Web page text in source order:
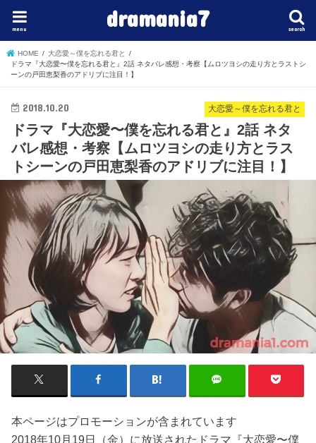
dramania7 search
menu
HOME
大恋愛～僕を忘れる君と
ドラマ『大恋愛〜僕を忘れる君と』2話 ネタバレ感想・考察【ムロツヨシの走り方とラストシ
ーンの戸田恵梨香のアドリブに注目！】
大恋愛～僕を忘れる君と
2018.10.20
ドラマ『大恋愛〜僕を忘れる君と』2話 ネタ
バレ感想・考察【ムロツヨシの走り方とラス
トシーンの戸田恵梨香のアドリブに注目！】
本ページはプロモーションが含まれています
2018年10月19日（金）に放送されたドラマ『大恋愛〜僕